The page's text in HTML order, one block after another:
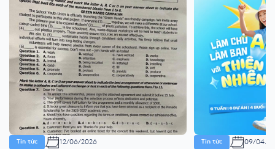
Tin tức 12/06/2026 Tin tức 09/04/